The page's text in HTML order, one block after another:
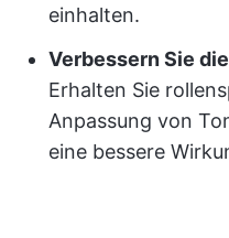
einhalten.
Verbessern Sie
Erhalten Sie
Anpassung von
eine bessere